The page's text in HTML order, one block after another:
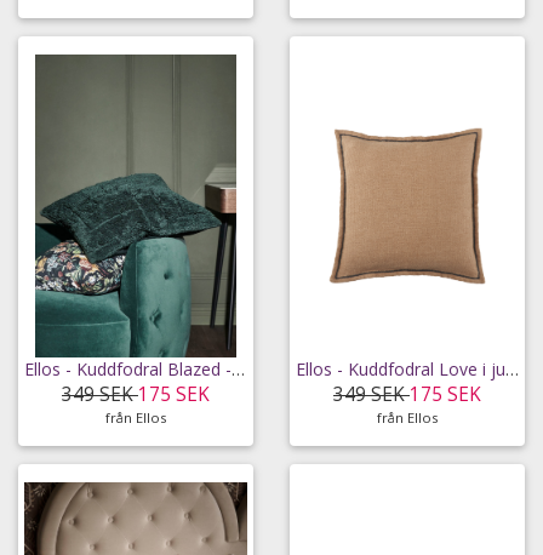
Ellos - Kuddfodral Blazed - Grön - 50X50
349 SEK175 SEK
från Ellos
Ellos - Kuddfodral Love i jute - Beige - 50X50
349 SEK175 SEK
från Ellos